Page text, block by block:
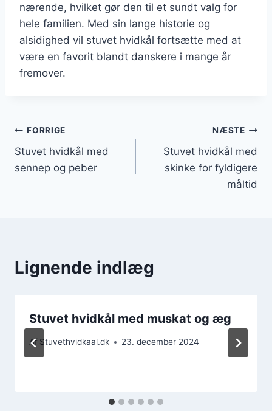
nærende, hvilket gør den til et sundt valg for
hele familien. Med sin lange historie og
alsidighed vil stuvet hvidkål fortsætte med at
være en favorit blandt danskere i mange år
fremover.
Indlægsnavigation
FORRIGE
Stuvet hvidkål med
sennep og peber
NÆSTE
Stuvet hvidkål med
skinke for fyldigere
måltid
Lignende indlæg
Stuvet hvidkål med muskat og æg
Af Stuvethvidkaal.dk 23. december 2024